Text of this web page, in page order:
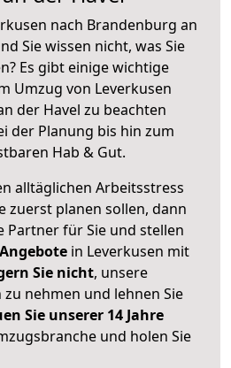
nach Brandenburg an
Sie wissen nicht, was Sie
Es gibt einige wichtige
Umzug von Leverkusen
der Havel zu beachten
der Planung bis hin zum
Hab & Gut.
alltäglichen Arbeitsstress
zuerst planen sollen, dann
Partner für Sie und stellen
in Leverkusen mit
Sie nicht, unsere
nehmen und lehnen Sie
Sie unserer 14 Jahre
und holen Sie